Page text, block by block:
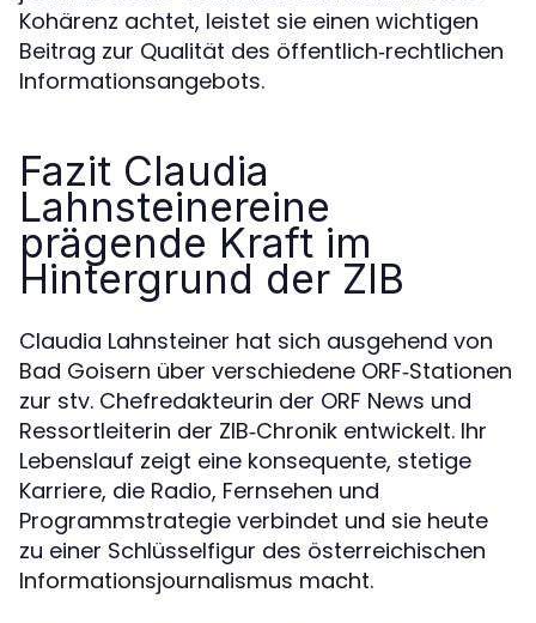
Kohärenz achtet, leistet sie einen wichtigen
Beitrag zur Qualität des öffentlich‑rechtlichen
Informationsangebots.
Fazit Claudia
Lahnsteinereine
prägende Kraft im
Hintergrund der ZIB
Claudia Lahnsteiner hat sich ausgehend von
Bad Goisern über verschiedene ORF‑Stationen
zur stv. Chefredakteurin der ORF News und
Ressortleiterin der ZIB‑Chronik entwickelt. Ihr
Lebenslauf zeigt eine konsequente, stetige
Karriere, die Radio, Fernsehen und
Programmstrategie verbindet und sie heute
zu einer Schlüsselfigur des österreichischen
Informationsjournalismus macht.